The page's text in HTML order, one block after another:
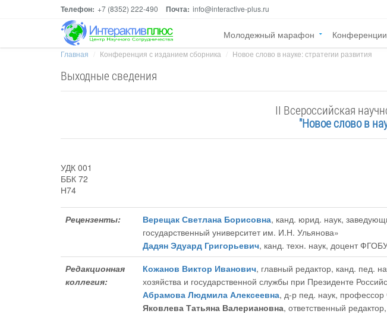
Телефон: +7 (8352) 222-490 Почта: info@interactive-plus.ru
Молодежный марафон Конференции
Главная Конференция с изданием сборника Новое слово в науке: стратегии развития
Выходные сведения
II Всероссийская
"Новое слово в
УДК 001
ББК 72
Н74
Рецензенты: Верещак Светлана Борисовна, канд. юрид. наук,
государственный университет им. И.Н. Ульянова»
Дадян Эдуард Григорьевич, канд. техн. наук, доцент
Редакционная
коллегия:
Кожанов Виктор Иванович, главный редактор, канд. пед.
хозяйства и государственной службы при Президенте
Абрамова Людмила Алексеевна, д-р пед. наук,
Яковлева Татьяна Валериановна, ответственный редактор